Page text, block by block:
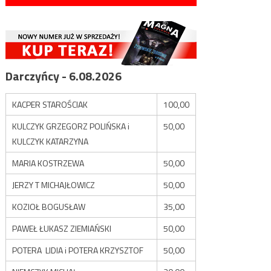
Darczyńcy - 6.08.2026
KACPER STAROŚCIAK
100,00
KULCZYK GRZEGORZ POLIŃSKA i
KULCZYK KATARZYNA
50,00
MARIA KOSTRZEWA
50,00
JERZY T MICHAJŁOWICZ
50,00
KOZIOŁ BOGUSŁAW
35,00
PAWEŁ ŁUKASZ ZIEMIAŃSKI
50,00
POTERA LIDIA i POTERA KRZYSZTOF
50,00